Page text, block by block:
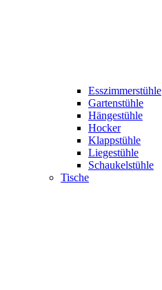
Esszimmerstühle
Gartenstühle
Hängestühle
Hocker
Klappstühle
Liegestühle
Schaukelstühle
Tische